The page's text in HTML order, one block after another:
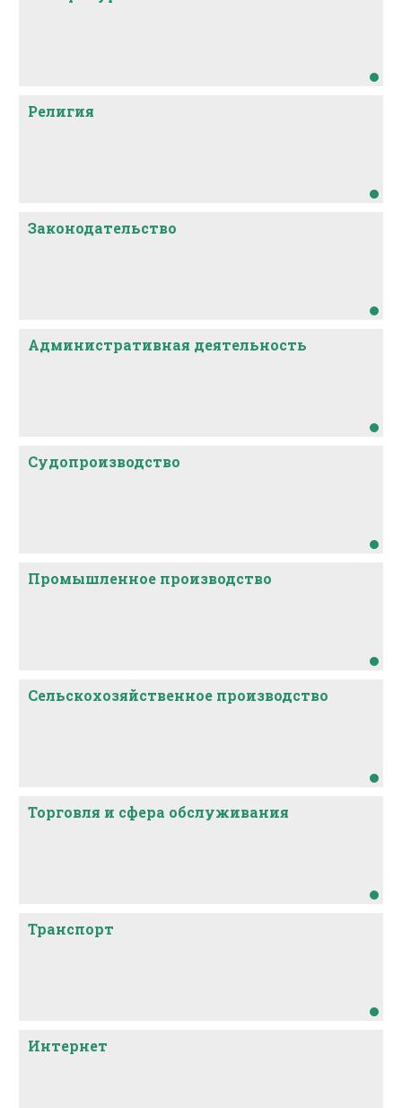
Религия
Законодательство
Административная деятельность
Судопроизводство
Промышленное производство
Сельскохозяйственное производство
Торговля и сфера обслуживания
Транспорт
Интернет